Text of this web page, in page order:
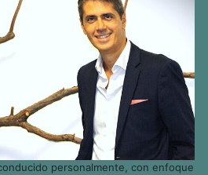
personalmente, con enfoque